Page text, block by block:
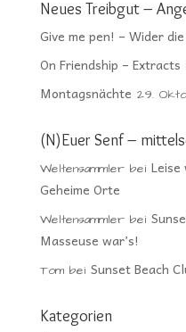
Neues Treibgut –
Give me pen! – Wider
On Friendship – Extracts
Montagsnächte 29.
(N)Euer Senf –
Weltensammlerbei Leise
Geheime Orte
Weltensammlerbei
Masseuse war’s!
Tombei Sunset Beach
Kategorien